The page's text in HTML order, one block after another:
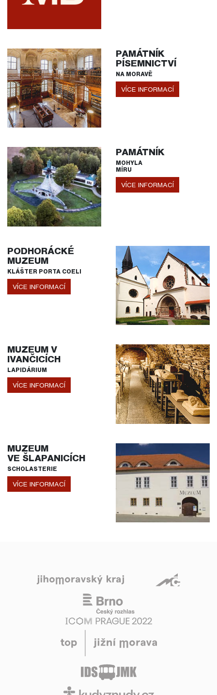
PAMÁTNÍK
PÍSEMNICTVÍ
NA MORAVĚ
VÍCE INFORMACÍ
PAMÁTNÍK
MOHYLA
MÍRU
VÍCE INFORMACÍ
PODHORÁCKÉ
MUZEUM
KLÁŠTER PORTA COELI
VÍCE INFORMACÍ
MUZEUM V
IVANČICÍCH
LAPIDÁRIUM
VÍCE INFORMACÍ
MUZEUM
VE ŠLAPANICÍCH
SCHOLASTERIE
VÍCE INFORMACÍ